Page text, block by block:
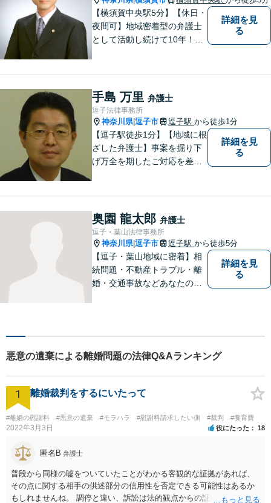
【横須賀中央駅5分】【休日・
夜間可】地域密着型の弁護士
として活動し続けて10年！豊
可】【女性弁護士在籍】
詳細を見
る
手島 万里 弁護士
逗子法律事務所
神奈川県|逗子市 逗子駅 から徒歩1分
【逗子駅徒歩1分】【地域に根
ざした弁護士】事案を掘り下
げ万全を期したご対応を差し
ど、幅広く対応可能。【明確
な料金体系】１件１件ていね
いに対応させて頂きます。ご
連絡ください。
詳細を見
る
奥園 龍太郎 弁護士
逗子・葉山法律事務所
神奈川県|逗子市 逗子駅 から徒歩5分
【逗子・葉山地域に密着】相
続問題・不動産トラブル・離
婚・交通事故などあなたの困
詳細を見
る
悪意の遺棄による離婚問題の法律Q&Aランキング
1 離婚裁判をするにいたって
#離婚の慰謝料 #悪意の遺棄 #モラハラ #慰謝料請求したい側 #裁判 #養育費
2022年3月3日 役にたった 18
匿名B 弁護士
普段から同様の嘘をついていたことがわかる客観的な証拠があれば、
その点に関する相手の供述部分の信用性を否定できる可能性はあるか
もしれませんね。 調停と違い、訴訟は法的観点からの証拠と主張がよ